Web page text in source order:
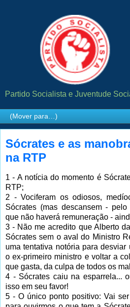
Partido Socialista e Juventude
Sócrates e as
na RTP
1 - A notícia do momento é
RTP;
2 - Vociferam os odiosos,
Sócrates (mas descansem -
que não haverá remuneração -
3 - Não me acredito que Alberto
Sócrates sem o aval do Ministro
uma tentativa notória para
o ex-primeiro ministro e voltar a
que gasta, da culpa de todos os
4 - Sócrates caiu na esparrela...
isso em seu favor!
5 - O único ponto positivo: Vai